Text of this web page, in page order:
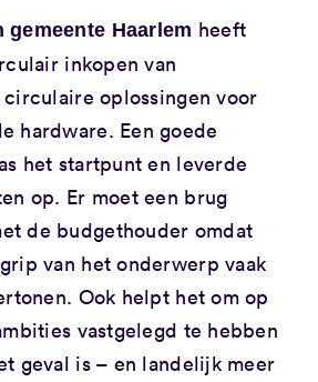
gemeente Haarlem heeft
inkopen van
oplossingen voor
hardware. Een goede
het startpunt en leverde
op. Er moet een brug
de budgethouder omdat
van het onderwerp vaak
Ook helpt het om op
vastgelegd te hebben
geval is – en landelijk meer